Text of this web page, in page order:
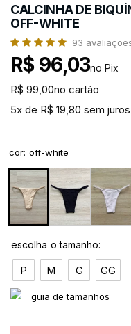
CALCINHA DE
OFF-WHITE
93
R$ 96,03no Pix
R$ 99,00no cartão
5x de R$ 19,80 sem juros
cor: off-white
P M G GG